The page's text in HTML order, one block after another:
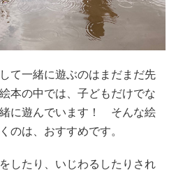
て一緒に遊ぶのはまだまだ先
本の中では、子どもだけでな
に遊んでいます！ そんな絵
のは、おすすめです。
したり、いじわるしたりされ